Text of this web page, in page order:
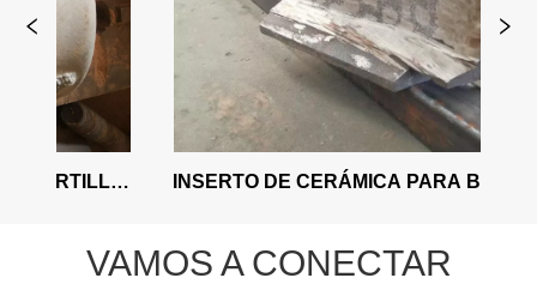
INSERTO DE CERÁMICA PARA BARRA DE
VAMOS A CONECTAR